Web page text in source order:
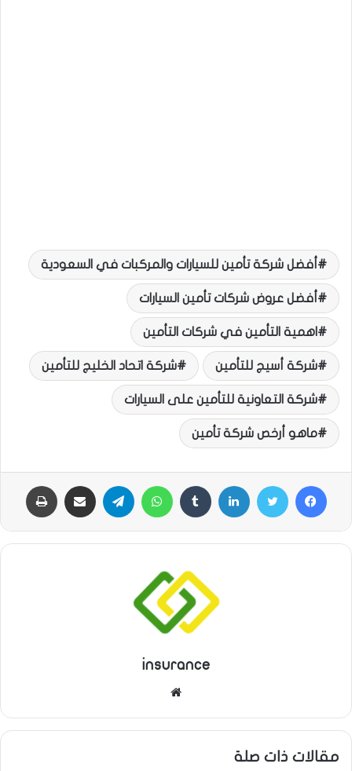
أفضل شركة تأمين للسيارات والمركبات في السعودية
أفضل عروض شركات تأمين السيارات
اهمية التأمين في شركات التأمين
شركة أسيج للتأمين شركة اتحاد الخليج للتأمين
شركة التعاونية للتأمين على السيارات
ماهو أرخص شركة تأمين
فيسبوك واتساب
insurance
ق
مقالات ذات صلة